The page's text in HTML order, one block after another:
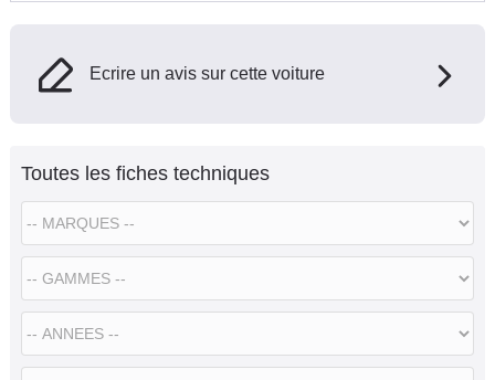
Ecrire un avis sur cette voiture
Toutes les fiches techniques